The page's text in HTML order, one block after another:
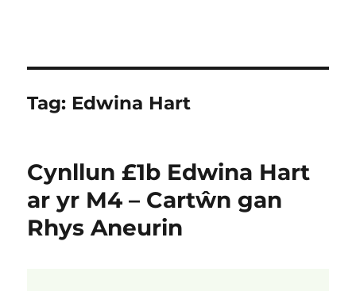
Tag: Edwina Hart
Cynllun £1b Edwina Hart
ar yr M4 – Cartŵn gan
Rhys Aneurin